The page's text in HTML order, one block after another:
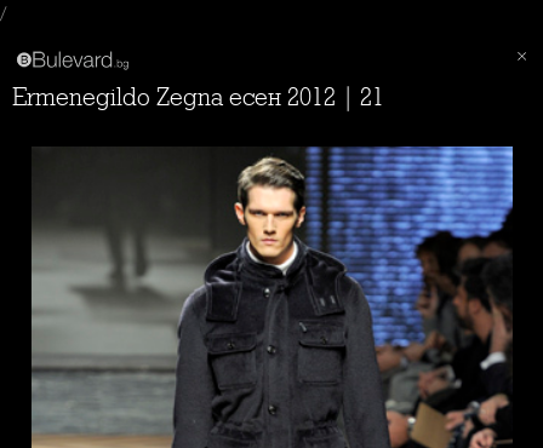
/
Ermenegildo Zegna есен 2012 | 21